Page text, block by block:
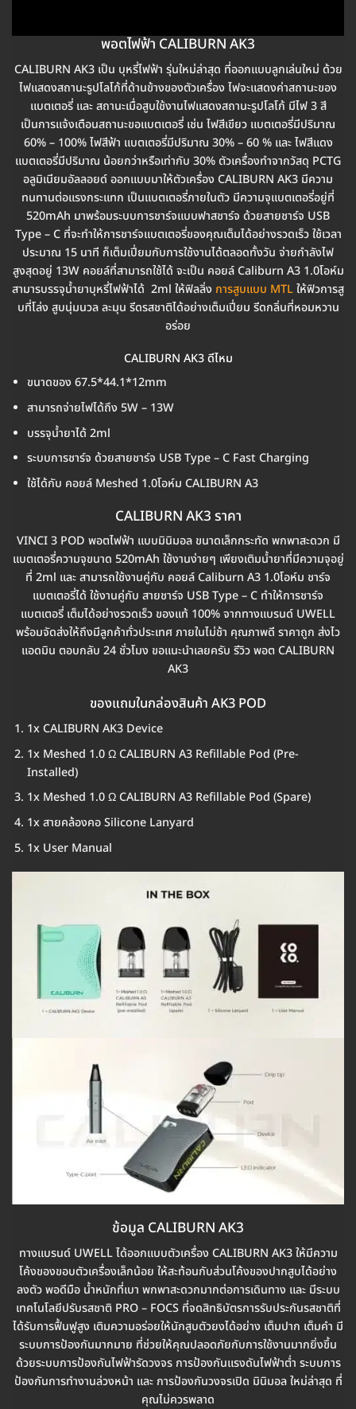
พอตไฟฟ้า CALIBURN AK3
CALIBURN AK3 เป็น บุหรี่ไฟฟ้า รุ่นใหม่ล่าสุด ที่ออกแบบลูกเล่นใหม่ ด้วย
ไฟแสดงสถานะรูปโลโก้ที่ด้านข้างของตัวเครื่อง ไฟจะแสดงค่าสถานะของ
แบตเตอรี่ และ สถานะเมื่อสูบใช้งานไฟแสดงสถานะรูปโลโก้ มีไฟ 3 สี
เป็นการแจ้งเตือนสถานะขอแบตเตอรี่ เช่น ไฟสีเขียว แบตเตอรี่มีปริมาณ
60% – 100% ไฟสีฟ้า แบตเตอรี่มีปริมาณ 30% – 60 % และ ไฟสีแดง
แบตเตอรี่มีปริมาณ น้อยกว่าหรือเท่ากับ 30% ตัวเครื่องทำจากวัสดุ PCTG
อลูมิเนียมอัลลอยด์ ออกแบบมาให้ตัวเครื่อง CALIBURN AK3 มีความ
ทนทานต่อแรงกระแทก เป็นแบตเตอรี่ภายในตัว มีความจุแบตเตอรี่อยู่ที่
520mAh มาพร้อมระบบการชาร์จแบบฟาสชาร์จ ด้วยสายชาร์จ USB
Type – C ที่จะทำให้การชาร์จแบตเตอรี่ของคุณเต็มได้อย่างรวดเร็ว ใช้เวลา
ประมาณ 15 นาที ก็เต็มเปี่ยมกับการใช้งานได้ตลอดทั้งวัน จ่ายกำลังไฟ
สูงสุดอยู่ 13W คอยล์ที่สามารถใช้ได้ จะเป็น คอยล์ Caliburn A3 1.0โอห์ม
สามารบรรจุน้ำยาบุหรี่ไฟฟ้าได้ 2ml ให้ฟิลลิ่ง การสูบแบบ MTLให้ฟิวการสู
บที่โล่ง สูบนุ่มนวล ละมุน รีดรสชาติได้อย่างเต็มเปี่ยม รีดกลิ่นที่หอมหวาน
อร่อย
CALIBURN AK3 ดีไหม
ขนาดของ 67.5*44.1*12mm
สามารถจ่ายไฟได้ถึง 5W – 13W
บรรจุน้ำยาได้ 2ml
ระบบการชาร์จ ด้วยสายชาร์จ USB Type – C Fast Charging
ใช้ได้กับ คอยล์ Meshed 1.0โอห์ม CALIBURN A3
CALIBURN AK3 ราคา
VINCI 3 POD พอตไฟฟ้า แบบมินิมอล ขนาดเล็กกระทัด พกพาสะดวก มี
แบตเตอรี่ความจุขนาด 520mAh ใช้งานง่ายๆ เพียงเติมน้ำยาที่มีความจุอยู่
ที่ 2ml และ สามารถใช้งานคู่กับ คอยล์ Caliburn A3 1.0โอห์ม ชาร์จ
แบตเตอรี่ได้ ใช้งานคู่กับ สายชาร์จ USB Type – C ทำให้การชาร์จ
แบตเตอรี่ เต็มได้อย่างรวดเร็ว ของแท้ 100% จากทางแบรนด์ UWELL
พร้อมจัดส่งให้ถึงมีลูกค้าทั่วประเทศ ภายในไม่ช้า คุณภาพดี ราคาถูก ส่งไว
แอดมิน ตอบกลับ 24 ชั่วโมง ขอแนะนำเลยครับ รีวิว พอต CALIBURN
AK3
ของแถมในกล่องสินค้า AK3 POD
1x CALIBURN AK3 Device
1x Meshed 1.0 Ω CALIBURN A3 Refillable Pod (Pre-
Installed)
1x Meshed 1.0 Ω CALIBURN A3 Refillable Pod (Spare)
1x สายคล้องคอ Silicone Lanyard
1x User Manual
ข้อมูล CALIBURN AK3
ทางแบรนด์ UWELL ได้ออกแบบตัวเครื่อง CALIBURN AK3 ให้มีความ
โค้งของขอบตัวเครื่องเล็กน้อย ให้สะท้อนกับส่วนโค้งของปากสูบได้อย่าง
ลงตัว พอดีมือ น้ำหนักที่เบา พกพาสะดวกมากต่อการเดินทาง และ มีระบบ
เทคโนโลยีปรับรสชาติ PRO – FOCS ที่จดสิทธิบัตรการรับประกันรสชาติที่
ได้รับการฟื้นฟูสูง เติมความอร่อยให้นักสูบตัวยงได้อย่าง เต็มปาก เต็มคำ มี
ระบบการป้องกันมากมาย ที่ช่วยให้คุณปลอดภัยกับการใช้งานมากยิ่งขึ้น
ด้วยระบบการป้องกันไฟฟ้ารัดวงจร การป้องกันแรงดันไฟฟ้าต่ำ ระบบการ
ป้องกันการทำงานล่วงหน้า และ การป้องกันวงจรเปิด มินิมอล ใหม่ล่าสุด ที่
คุณไม่ควรพลาด